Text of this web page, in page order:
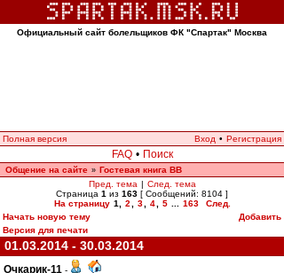
Официальный сайт болельщиков ФК "Спартак" Москва
Полная версия Вход • Регистрация
FAQ • Поиск
Общение на сайте » Гостевая книга ВВ
Пред. тема | След. тема
Страница 1 из 163 [ Сообщений: 8104 ]
На страницу 1 2 3 4 5 163
След.
Начать новую тему
Добавить
Версия для печати
01.03.2014 - 30.03.2014
Очкарик-11 -